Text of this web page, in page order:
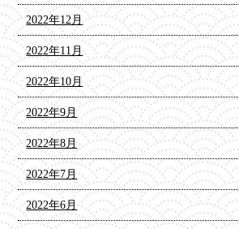
2022年12月
2022年11月
2022年10月
2022年9月
2022年8月
2022年7月
2022年6月